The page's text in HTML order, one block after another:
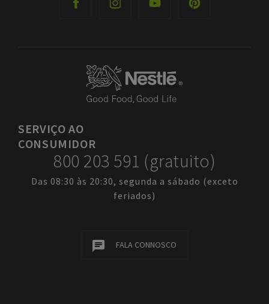
SERVIÇOAO
CONSUMIDOR
800 203 591 (gratuito)
Das 08:30 às 20:30, segunda a sábado (exceto
feriados)
FALA CONNOSCO